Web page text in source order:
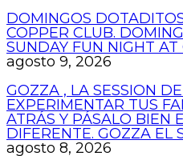
DOMINGOS
COPPER CLUB.
SUNDAY FUN NIGHT AT
agosto 9, 2026
GOZZA , LA SESSION
EXPERIMENTAR TUS
ATRÁS Y PÁSALO BIEN
DIFERENTE. GOZZA EL
agosto 8, 2026